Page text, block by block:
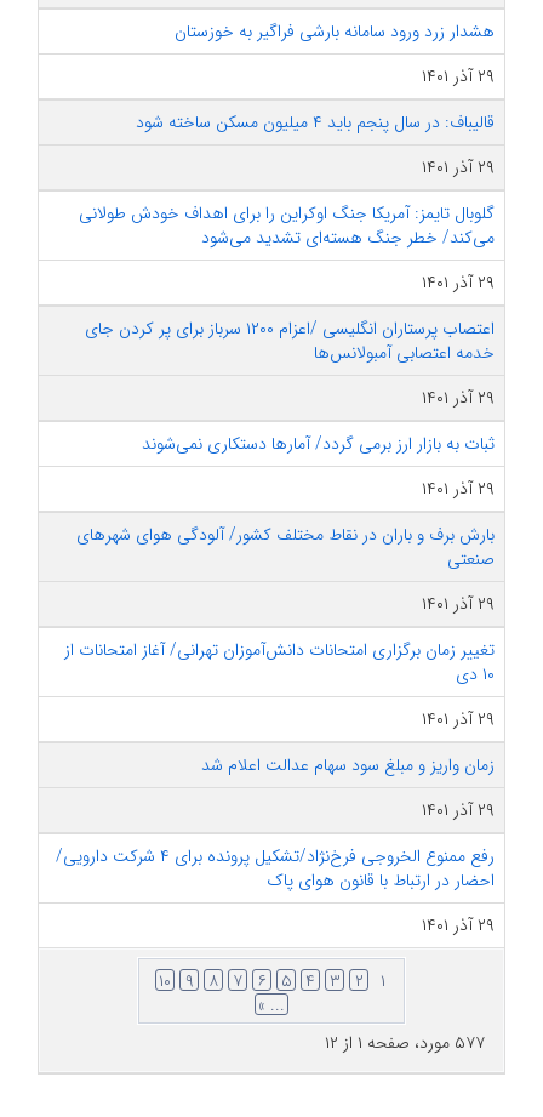
هشدار زرد ورود سامانه بارشی فراگیر به خوزستان
۲۹ آذر ۱۴۰۱
قالیباف: در سال پنجم باید ۴ میلیون مسکن ساخته شود
۲۹ آذر ۱۴۰۱
گلوبال تایمز: آمریکا جنگ اوکراین را برای اهداف خودش طولانی
می‌کند/ خطر جنگ هسته‌ای تشدید می‌شود
۲۹ آذر ۱۴۰۱
اعتصاب پرستاران انگلیسی /اعزام ۱۲۰۰ سرباز برای پر کردن جای
خدمه اعتصابی آمبولانس‌ها
۲۹ آذر ۱۴۰۱
ثبات به بازار ارز برمی گردد/ آمارها دستکاری نمی‌شوند
۲۹ آذر ۱۴۰۱
بارش برف و باران در نقاط مختلف کشور/ آلودگی هوای شهرهای
صنعتی
۲۹ آذر ۱۴۰۱
تغییر زمان برگزاری امتحانات دانش‌آموزان تهرانی/ آغاز امتحانات از
۱۰ دی
۲۹ آذر ۱۴۰۱
زمان واریز و مبلغ سود سهام عدالت اعلام شد
۲۹ آذر ۱۴۰۱
رفع ممنوع الخروجی فرخ‌نژاد/تشکیل پرونده برای ۴ شرکت دارویی/
احضار در ارتباط با قانون هوای پاک
۲۹ آذر ۱۴۰۱
۱ ۲ ۳ ۴ ۵ ۶ ۷ ۸ ۹
۱۰
... »
۵۷۷ مورد، صفحه ۱ از ۱۲